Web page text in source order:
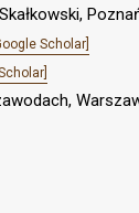
Scholar]